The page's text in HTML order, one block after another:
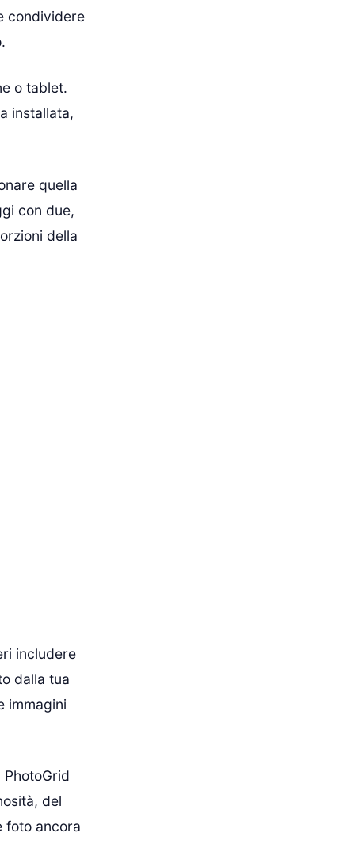
condividere
o tablet.
installata,
quella
con due,
della
includere
dalla tua
immagini
del
foto ancora